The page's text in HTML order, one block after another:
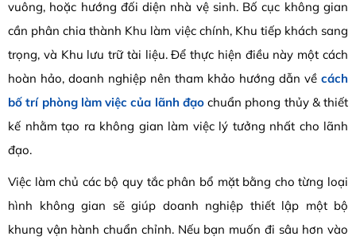
vuông, hoặc hướng đối diện nhà vệ sinh. Bố cục không gian
cần phân chia thành Khu làm việc chính, Khu tiếp khách sang
trọng, và Khu lưu trữ tài liệu. Để thực hiện điều này một cách
hoàn hảo, doanh nghiệp nên tham khảo hướng dẫn về cách
bố trí phòng làm việc của lãnh đạochuẩn phong thủy & thiết
kế nhằm tạo ra không gian làm việc lý tưởng nhất cho lãnh
đạo.
Việc làm chủ các bộ quy tắc phân bổ mặt bằng cho từng loại
hình không gian sẽ giúp doanh nghiệp thiết lập một bộ
khung vận hành chuẩn chỉnh. Nếu bạn muốn đi sâu hơn vào